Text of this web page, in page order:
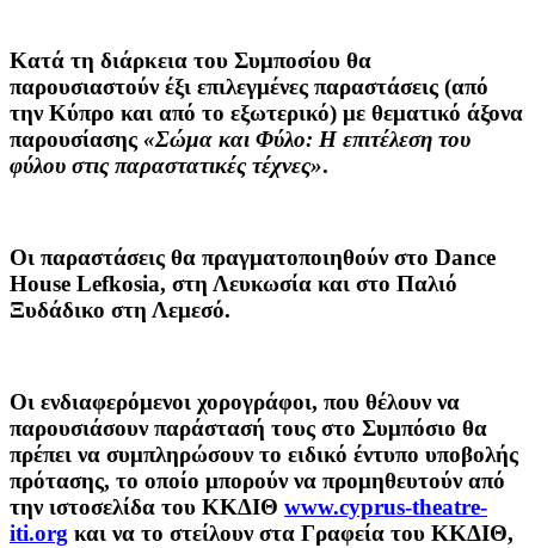
Κατά τη διάρκεια του Συμποσίου θα
παρουσιαστούν έξι επιλεγμένες παραστάσεις (από
την Κύπρο και από το εξωτερικό) με θεματικό άξονα
παρουσίασης «Σώμα και Φύλο: Η επιτέλεση του
φύλου στις παραστατικές τέχνες».
Οι παραστάσεις θα πραγματοποιηθούν στο Dance
House Lefkosia, στη Λευκωσία και στο Παλιό
Ξυδάδικο στη Λεμεσό.
Οι ενδιαφερόμενοι χορογράφοι, που θέλουν να
παρουσιάσουν παράστασή τους στο Συμπόσιο θα
πρέπει να συμπληρώσουν το ειδικό έντυπο υποβολής
πρότασης, το οποίο μπορούν να προμηθευτούν από
την ιστοσελίδα του ΚΚΔΙΘ www.cyprus-theatre-
iti.org και να το στείλουν στα Γραφεία του ΚΚΔΙΘ,